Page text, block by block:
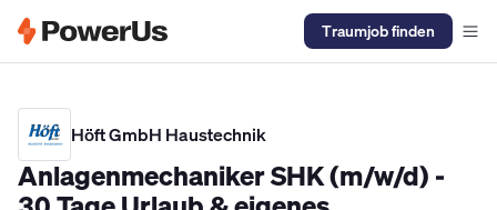
Traumjob finden
Höft GmbH Haustechnik
Anlagenmechaniker SHK (m/w/d) -